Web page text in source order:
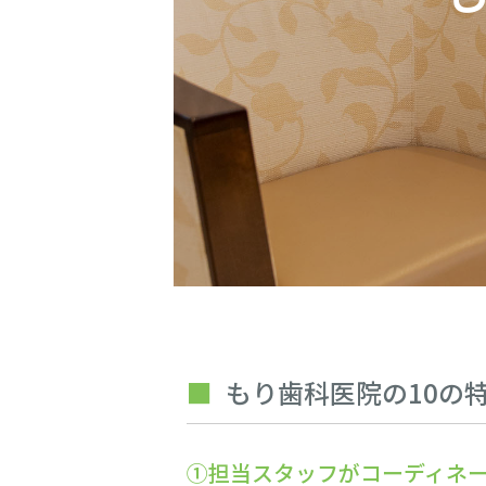
もり歯科医院の10の
①担当スタッフがコーディネ